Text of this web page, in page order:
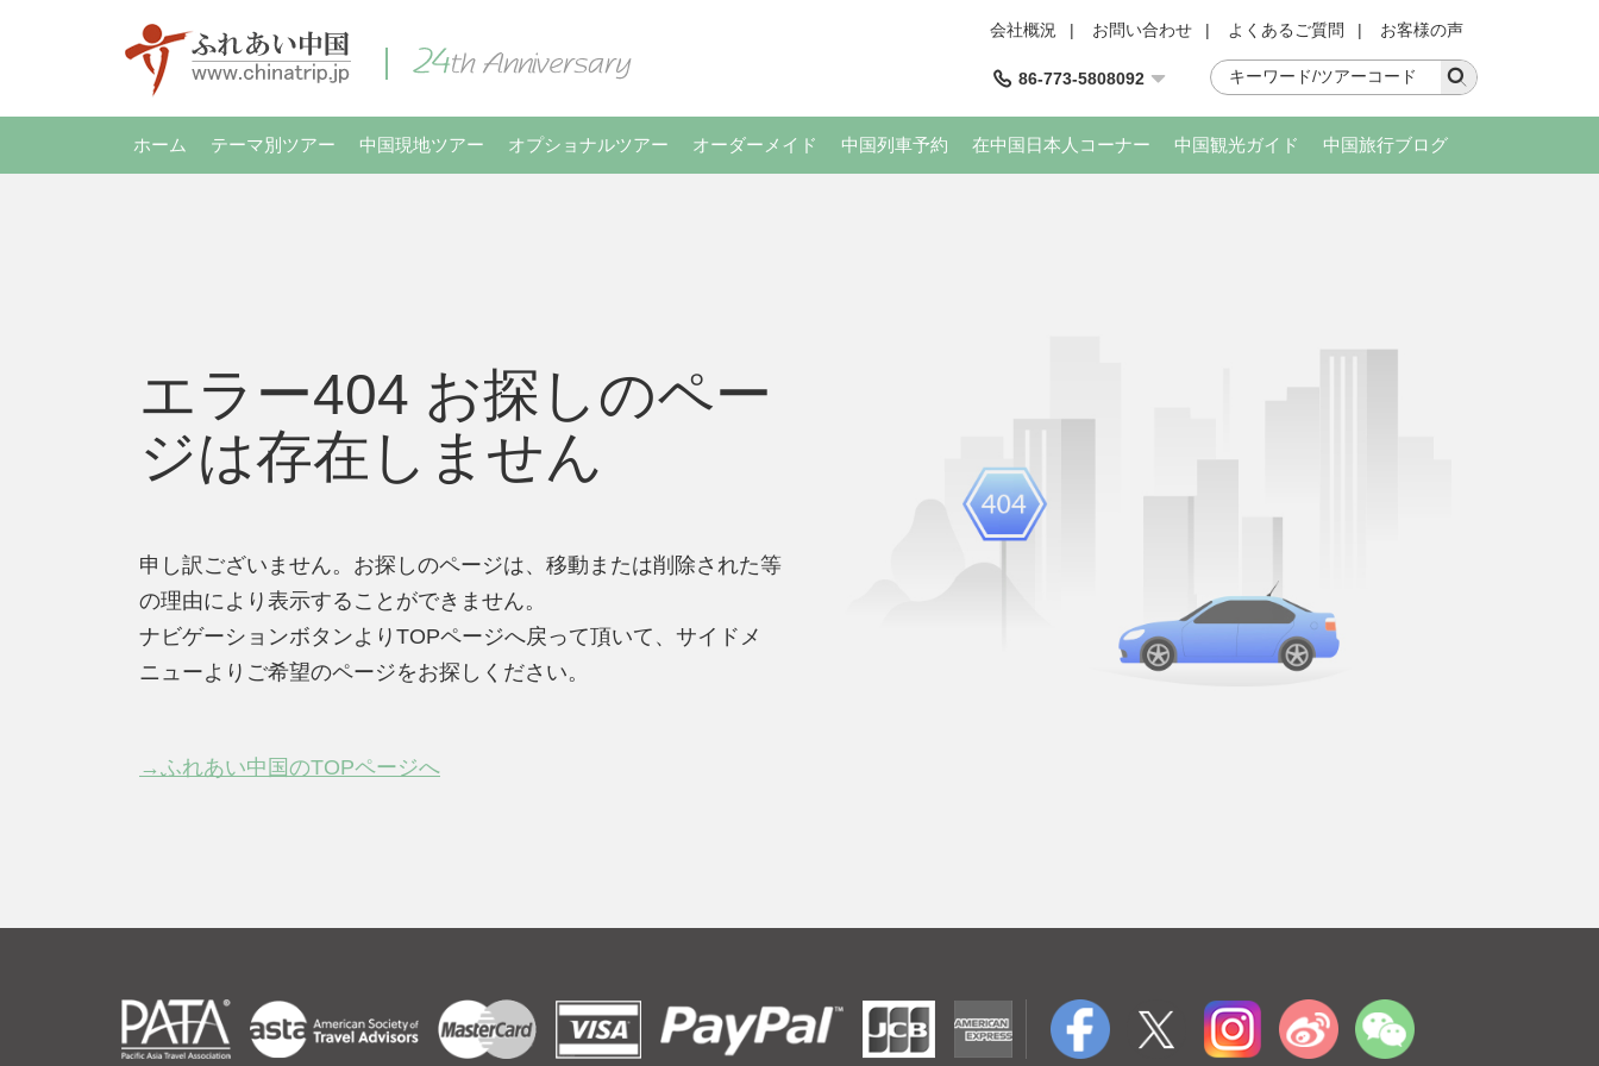
会社概況 | お問い合わせ | よくあるご質問 | お客様の声
86-773-5808092
ホーム テーマ別ツアー 中国現地ツアー オプショナルツアー オーダーメイド 中国列車予約 在中国日本人コーナー 中国観光ガイド 中国旅行ブログ
エラー404 お探しのペー
ジは存在しません
申し訳ございません。お探しのページは、移動または削除された等
の理由により表示することができません。
ナビゲーションボタンよりTOPページへ戻って頂いて、サイドメ
ニューよりご希望のページをお探しください。
→ふれあい中国のTOPページへ